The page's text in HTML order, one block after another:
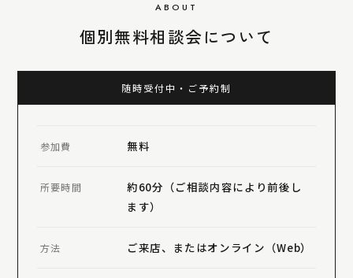
ABOUT
個別無料相談会について
随時受付中・ご予約制
参加費 無料
所要時間 約60分（ご相談内容により前後し
ます）
方法 ご来店、またはオンライン（Web）